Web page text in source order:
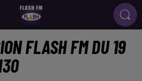
FLASH FM DU 19